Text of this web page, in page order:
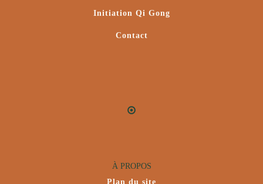
Initiation Qi Gong
Contact
À PROPOS
Plan du site